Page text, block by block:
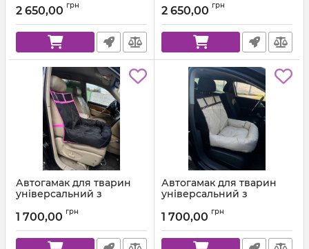
2 650,00 грн 2 650,00 грн
Автогамак для тварин
універсальний з
Малинова стропа
1 700,00 грн
Автогамак для тварин
універсальний з
Коричнева стропа
1 700,00 грн